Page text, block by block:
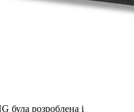
розроблена і